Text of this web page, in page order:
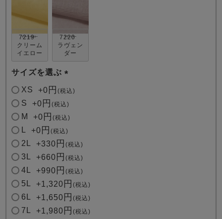
7219
クリーム
イエロー
7220
ラヴェン
ダー
サイズを選ぶ
(
)
XS +0 税込
S +0 税込
M +0 税込
+0 税込
2L +330 税込
3L +660 税込
4L +990 税込
5L +1,320 税込
6L +1,650 税込
7L +1,980 税込